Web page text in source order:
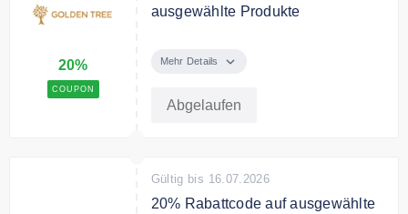
20%
COUPON
ausgewählte Produkte
Rabatt auf ausgewählte Produkte.
Mehr Details
Abgelaufen
Gültig bis 16.07.2026
20% Rabattcode auf ausgewählte